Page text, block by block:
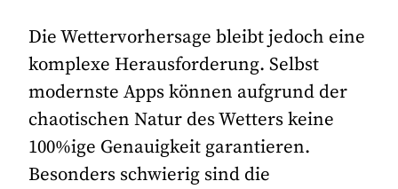
Die Wettervorhersage bleibt jedoch eine
komplexe Herausforderung. Selbst
modernste Apps können aufgrund der
chaotischen Natur des Wetters keine
100%ige Genauigkeit garantieren.
Besonders schwierig sind die